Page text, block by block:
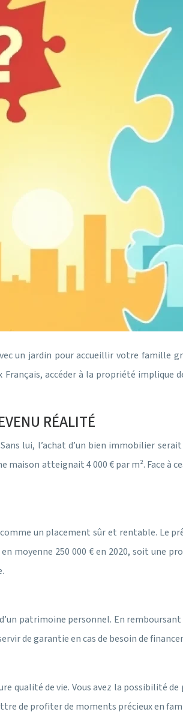
un jardin pour accueillir votre famille
accéder à la propriété
RÉALITÉ
lui, l’achat d’un bien immobilier
maison atteignait 4 000 € par m².
un placement sûr et rentable.
moyenne 250 000 € en 2020, soit une
patrimoine personnel. En
de garantie en cas de besoin de
qualité de vie. Vous avez la possibilité
de profiter de moments précieux en